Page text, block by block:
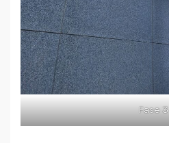
Fase 3